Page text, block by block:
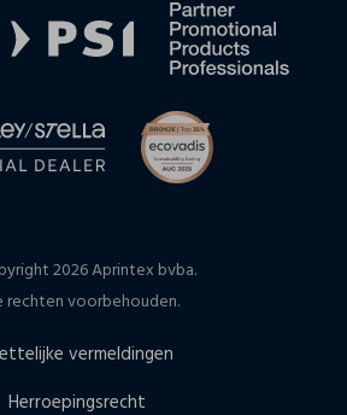
2026 Aprintex bvba.
rechten voorbehouden.
vermeldingen
Herroepingsrecht